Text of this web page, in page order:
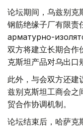
论坛期间，乌兹别克
钢筋绝缘子厂有限
арматурно-
双方将建立长期合作
克斯坦产品对乌出口
此外，与会双方还建
兹别克斯坦工商会之
贸合作协调机制。
论坛结束后，哈萨克